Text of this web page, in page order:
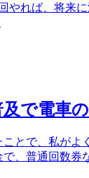
やれば、将来
で電車
とで、私が
、普通回数券